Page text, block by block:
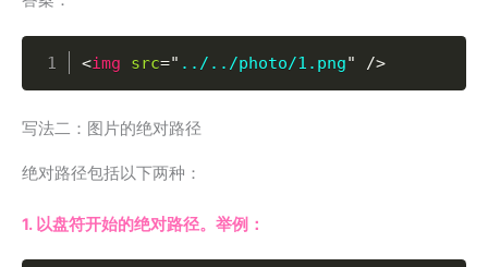
<img src=" ../../photo/1.png" />
写法二：图片的绝对路径
绝对路径包括以下两种：
1. 以盘符开始的绝对路径。举例：